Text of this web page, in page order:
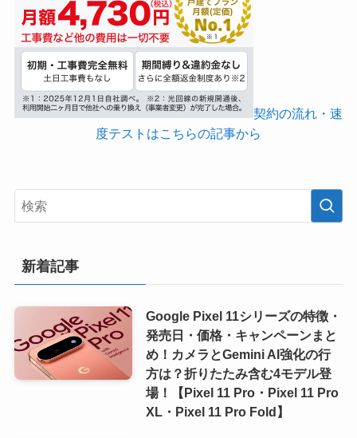
契約の流れ・速
度テストはこちらの記事から
新着記事
Google Pixel 11シリーズの特徴・
発売日・価格・キャンペーンまと
め！カメラとGemini AI強化の行
方は？折りたたみ含む4モデル登
場！【Pixel 11 Pro・Pixel 11 Pro
XL・Pixel 11 Pro Fold】